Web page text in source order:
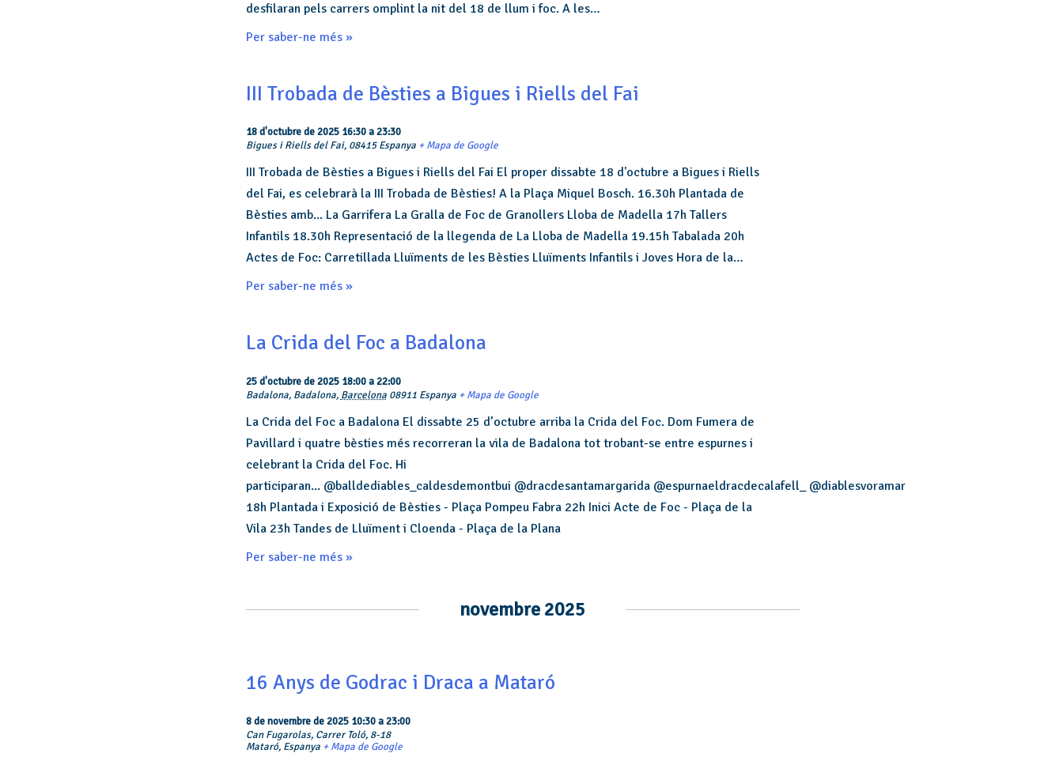
desfilaran pels carrers omplint la nit del 18 de llum i foc. A les…
Per saber-ne més »
III Trobada de Bèsties a Bigues i Riells del Fai
18 d'octubre de 2025 16:30a23:30
Bigues i Riells del Fai, 08415Espanya + Mapa de Google
III Trobada de Bèsties a Bigues i Riells del Fai El proper dissabte 18 d'octubre a Bigues i Riells
del Fai, es celebrarà la III Trobada de Bèsties! A la Plaça Miquel Bosch. 16.30h Plantada de
Bèsties amb... La Garrifera La Gralla de Foc de Granollers Lloba de Madella 17h Tallers
Infantils 18.30h Representació de la llegenda de La Lloba de Madella 19.15h Tabalada 20h
Actes de Foc: Carretillada Lluïments de les Bèsties Lluïments Infantils i Joves Hora de la…
Per saber-ne més »
La Crida del Foc a Badalona
25 d'octubre de 2025 18:00a22:00
Badalona, Badalona, Barcelona 08911 Espanya + Mapa de Google
La Crida del Foc a Badalona El dissabte 25 d’octubre arriba la Crida del Foc. Dom Fumera de
Pavillard i quatre bèsties més recorreran la vila de Badalona tot trobant-se entre espurnes i
celebrant la Crida del Foc. Hi
participaran... @balldediables_caldesdemontbui @dracdesantamargarida @espurnaeldracdecalafell_ @diablesvoramar
18h Plantada i Exposició de Bèsties - Plaça Pompeu Fabra 22h Inici Acte de Foc - Plaça de la
Vila 23h Tandes de Lluïment i Cloenda - Plaça de la Plana
Per saber-ne més »
novembre 2025
16 Anys de Godrac i Draca a Mataró
8 de novembre de 2025 10:30a23:00
Can Fugarolas, Carrer Toló, 8-18
Mataró, Espanya + Mapa de Google